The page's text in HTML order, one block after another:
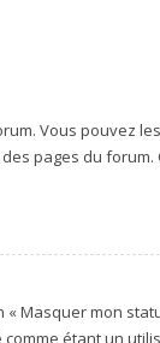
Vous pouvez
pages du
Masquer mon
étant un